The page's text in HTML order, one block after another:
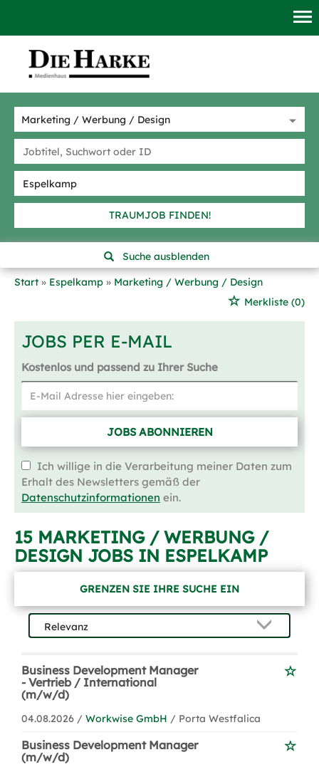
TRAUMJOB FINDEN!
Suche ausblenden
Start
Espelkamp
Marketing / Werbung / Design
Merkliste (0)
JOBS PER E-MAIL
Kostenlos und passend zu Ihrer Suche
JOBS ABONNIEREN
Ich willige in die Verarbeitung meiner Daten zum
Erhalt des Newsletters gemäß der
Datenschutzinformationen ein.
15 MARKETING / WERBUNG /
DESIGN JOBS IN ESPELKAMP
GRENZEN SIE IHRE SUCHE EIN
Business Development Manager
- Vertrieb / International
(m/w/d)
04.08.2026 / Workwise GmbH / Porta Westfalica
Business Development Manager
(m/w/d)